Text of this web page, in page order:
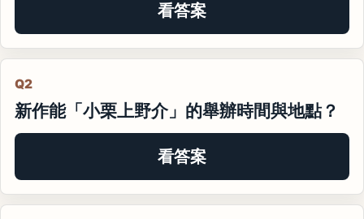
看答案
Q2
新作能「小栗上野介」的舉辦時間與地點？
看答案